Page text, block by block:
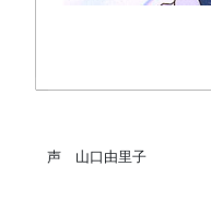
声 山口由里子